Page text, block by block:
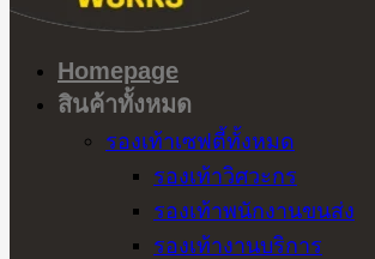
Homepage
สินค้าทั้งหมด
รองเท้าเซฟตี้ทั้งหมด
รองเท้าวิศวะกร
รองเท้าพนักงานขนส่ง
รองเท้างานบริการ